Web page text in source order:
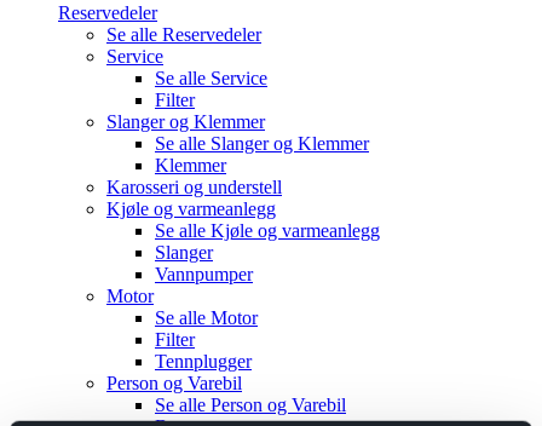
Reservedeler
Se alle Reservedeler
Service
Se alle Service
Filter
Slanger og Klemmer
Se alle Slanger og Klemmer
Klemmer
Karosseri og understell
Kjøle og varmeanlegg
Se alle Kjøle og varmeanlegg
Slanger
Vannpumper
Motor
Se alle Motor
Filter
Tennplugger
Person og Varebil
Se alle Person og Varebil